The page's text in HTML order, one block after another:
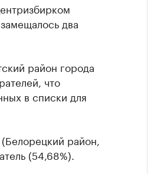
два
район города
что
в списки для
район,
(54,68%).